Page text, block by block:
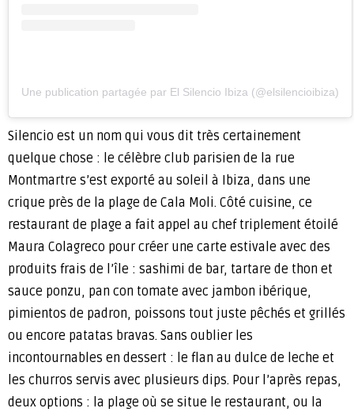
Une publication partagée par El Silencio Ibiza (@elsilencioibiza)
Silencio est un nom qui vous dit très certainement
quelque chose : le célèbre club parisien de la rue
Montmartre s’est exporté au soleil à Ibiza, dans une
crique près de la plage de Cala Moli. Côté cuisine, ce
restaurant de plage a fait appel au chef triplement étoilé
Maura Colagreco pour créer une carte estivale avec des
produits frais de l’île : sashimi de bar, tartare de thon et
sauce ponzu, pan con tomate avec jambon ibérique,
pimientos de padron, poissons tout juste pêchés et grillés
ou encore patatas bravas. Sans oublier les
incontournables en dessert : le flan au dulce de leche et
les churros servis avec plusieurs dips. Pour l’après repas,
deux options : la plage où se situe le restaurant, ou la